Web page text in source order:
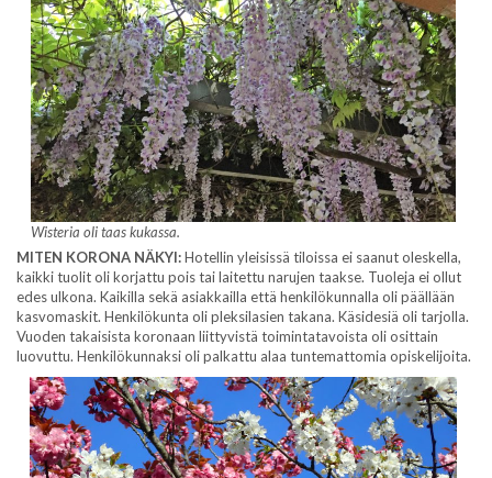
Wisteria oli taas kukassa.
MITEN KORONA NÄKYI:Hotellin yleisissä tiloissa ei saanut oleskella,
kaikki tuolit oli korjattu pois tai laitettu narujen taakse. Tuoleja ei ollut
edes ulkona. Kaikilla sekä asiakkailla että henkilökunnalla oli päällään
kasvomaskit. Henkilökunta oli pleksilasien takana. Käsidesiä oli tarjolla.
Vuoden takaisista koronaan liittyvistä toimintatavoista oli osittain
luovuttu. Henkilökunnaksi oli palkattu alaa tuntemattomia opiskelijoita.